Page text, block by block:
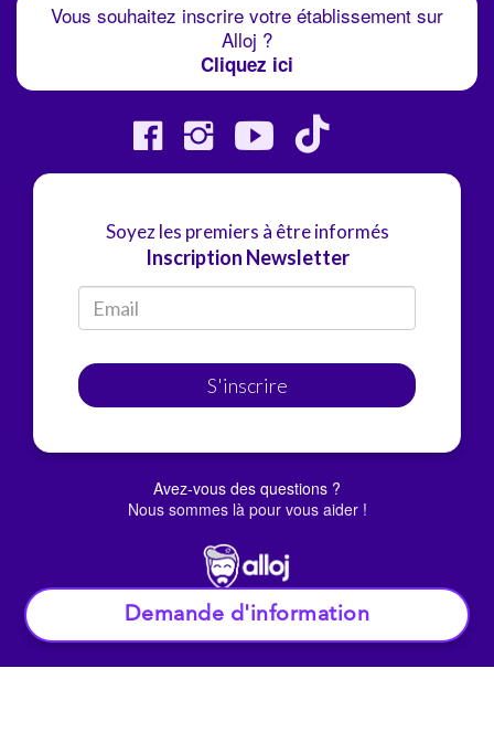
Demande d'information
Vous souhaitez inscrire votre établissement sur
Alloj ?
Cliquez ici
Soyez les premiers à être informés
Inscription Newsletter
S'inscrire
Avez-vous des questions ?
Nous sommes là pour vous aider !
© Alloj.2022 Tous droits réservés